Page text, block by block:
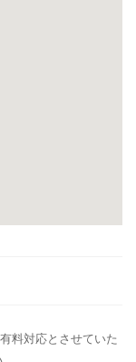
料対応とさせていた